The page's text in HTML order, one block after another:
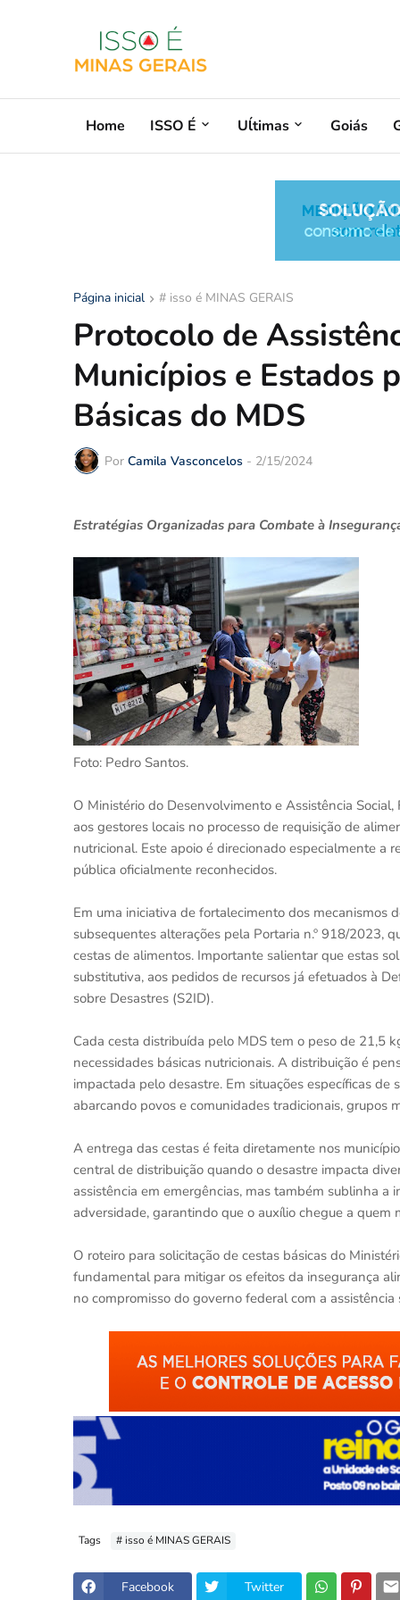
Home ISSO É Uĺtimas Goiás
Página inicial # isso é MINAS GERAIS
Protocolo de
Municípios e Estados
Básicas do MDS
Por Camila Vasconcelos - 2/15/2024
Estratégias Organizadas para Combate à
Foto: Pedro Santos.
O Ministério do Desenvolvimento e Assistência
aos gestores locais no processo de requisição de
nutricional. Este apoio é direcionado especialmente a
pública oficialmente reconhecidos.
Em uma iniciativa de fortalecimento dos mecanismos
subsequentes alterações pela Portaria n.º 918/2023,
cestas de alimentos. Importante salientar que estas
substitutiva, aos pedidos de recursos já efetuados à
sobre Desastres (S2ID).
Cada cesta distribuída pelo MDS tem o peso de 21,5
necessidades básicas nutricionais. A distribuição é
impactada pelo desastre. Em situações específicas
abarcando povos e comunidades tradicionais, grupos
A entrega das cestas é feita diretamente nos
central de distribuição quando o desastre impacta
assistência em emergências, mas também sublinha
adversidade, garantindo que o auxílio chegue a quem
O roteiro para solicitação de cestas básicas do
fundamental para mitigar os efeitos da insegurança
no compromisso do governo federal com a
Tags # isso é MINAS GERAIS
Facebook Twitter